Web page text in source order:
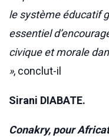
le système éducatif
essentiel
civique et morale
», conclut-il
Sirani DIABATE.
Conakry, pour